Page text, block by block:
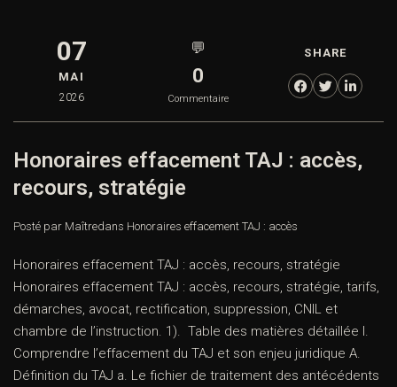
07
MAI
2026
💬
0
Commentaire
SHARE
Honoraires effacement TAJ : accès,
recours, stratégie
Posté par Maîtredans Honoraires effacement TAJ : accès
Honoraires effacement TAJ : accès, recours, stratégie
Honoraires effacement TAJ : accès, recours, stratégie, tarifs,
démarches, avocat, rectification, suppression, CNIL et
chambre de l’instruction. 1). Table des matières détaillée I.
Comprendre l’effacement du TAJ et son enjeu juridique A.
Définition du TAJ a. Le fichier de traitement des antécédents